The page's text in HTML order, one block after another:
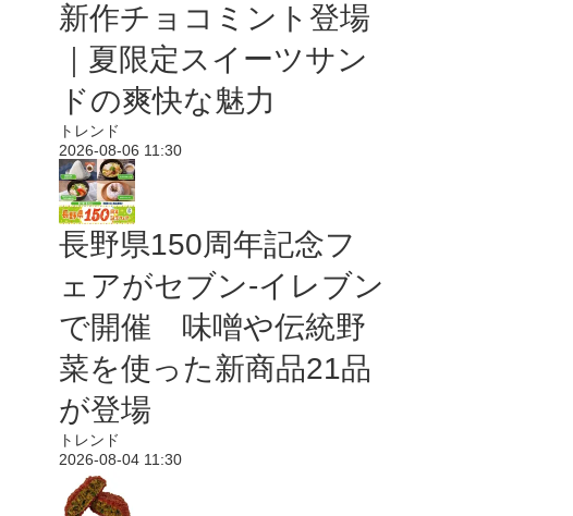
新作チョコミント登場
｜夏限定スイーツサン
ドの爽快な魅力
トレンド
2026-08-06 11:30
長野県150周年記念フ
ェアがセブン-イレブン
で開催 味噌や伝統野
菜を使った新商品21品
が登場
トレンド
2026-08-04 11:30